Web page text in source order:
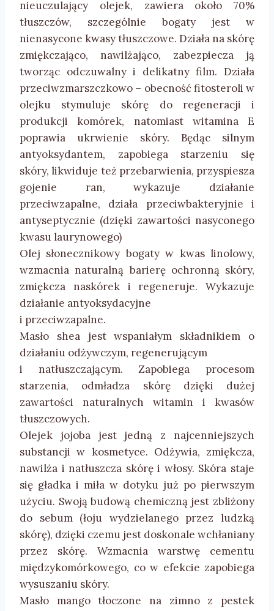
nieuczulający olejek, zawiera około 70%
tłuszczów, szczególnie bogaty jest w
nienasycone kwasy tłuszczowe. Działa na skórę
zmiękczająco, nawilżająco, zabezpiecza ją
tworząc odczuwalny i delikatny film. Działa
przeciwzmarszczkowo – obecność fitosteroli w
olejku stymuluje skórę do regeneracji i
produkcji komórek, natomiast witamina E
poprawia ukrwienie skóry. Będąc silnym
antyoksydantem, zapobiega starzeniu się
skóry, likwiduje też przebarwienia, przyspiesza
gojenie ran, wykazuje działanie
przeciwzapalne, działa przeciwbakteryjnie i
antyseptycznie (dzięki zawartości nasyconego
kwasu laurynowego)
Olej słonecznikowy bogaty w kwas linolowy,
wzmacnia naturalną barierę ochronną skóry,
zmiękcza naskórek i regeneruje. Wykazuje
działanie antyoksydacyjne
i przeciwzapalne.
Masło shea jest wspaniałym składnikiem o
działaniu odżywczym, regenerującym
i natłuszczającym. Zapobiega procesom
starzenia, odmładza skórę dzięki dużej
zawartości naturalnych witamin i kwasów
tłuszczowych.
Olejek jojoba jest jedną z najcenniejszych
substancji w kosmetyce. Odżywia, zmiękcza,
nawilża i natłuszcza skórę i włosy. Skóra staje
się gładka i miła w dotyku już po pierwszym
użyciu. Swoją budową chemiczną jest zbliżony
do sebum (łoju wydzielanego przez ludzką
skórę), dzięki czemu jest doskonale wchłaniany
przez skórę. Wzmacnia warstwę cementu
międzykomórkowego, co w efekcie zapobiega
wysuszaniu skóry.
Masło mango tłoczone na zimno z pestek